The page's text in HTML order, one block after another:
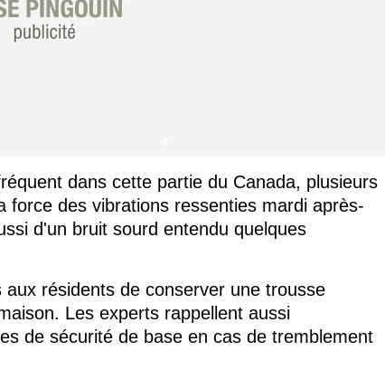
dans cette partie du Canada, plusieurs
force des vibrations ressenties mardi après-
d'un bruit sourd entendu quelques
résidents de conserver une trousse
Les experts rappellent aussi
de sécurité de base en cas de tremblement